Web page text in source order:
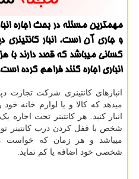
مهمترین مسئله در بحث اجاره
و جاری آن است. انبار
كسانی میباشد كه قصد دارند با
انباری اجاره كنند فراهم كرده
انبارهای کانتینری شرکت تجارت
میدهد که کالا و یا لوازم خانه
انبار کنید. هر کانتینر تحت
شخص با قفل کردن درب کانتینر
میباشد و هر زمان که خواست
شخصی خود اضافه یا کم نماید.